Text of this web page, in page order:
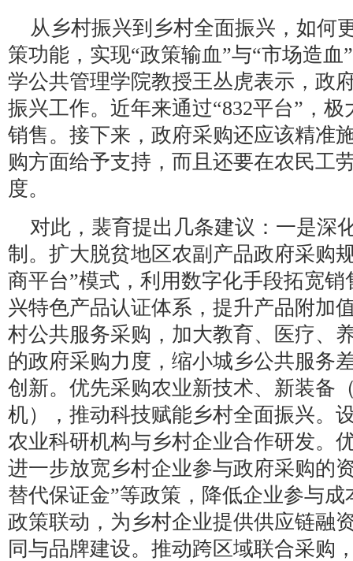
从乡村振兴到乡村全面振兴，如何
策功能，实现“政策输血”与“市场造
学公共管理学院教授王丛虎表示，政
振兴工作。近年来通过“832平台”，
销售。接下来，政府采购还应该精准
购方面给予支持，而且还要在农民工
度。
对此，裴育提出几条建议：一是深
制。扩大脱贫地区农副产品政府采购
商平台”模式，利用数字化手段拓宽
兴特色产品认证体系，提升产品附加
村公共服务采购，加大教育、医疗、
的政府采购力度，缩小城乡公共服务
创新。优先采购农业新技术、新装备
机），推动科技赋能乡村全面振兴。
农业科研机构与乡村企业合作研发。
进一步放宽乡村企业参与政府采购的
替代保证金”等政策，降低企业参与
政策联动，为乡村企业提供供应链融
同与品牌建设。推动跨区域联合采购